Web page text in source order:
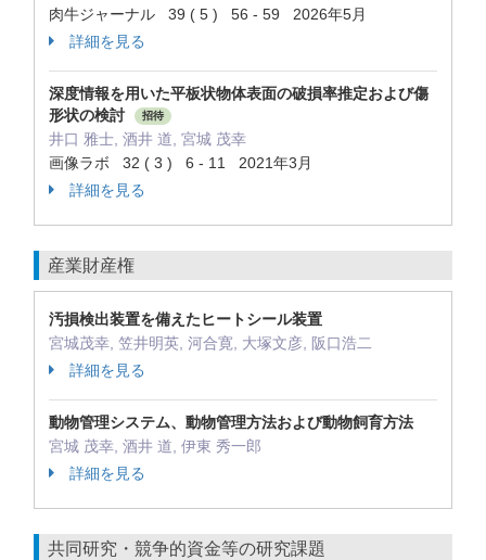
肉牛ジャーナル 39 ( 5 ) 56 - 59 2026年5月
詳細を見る
深度情報を用いた平板状物体表面の破損率推定および傷
形状の検討
招待
井口 雅士, 酒井 道, 宮城 茂幸
画像ラボ 32 ( 3 ) 6 - 11 2021年3月
詳細を見る
産業財産権
汚損検出装置を備えたヒートシール装置
宮城茂幸, 笠井明英, 河合寛, 大塚文彦, 阪口浩二
詳細を見る
動物管理システム、動物管理方法および動物飼育方法
宮城 茂幸, 酒井 道, 伊東 秀一郎
詳細を見る
共同研究・競争的資金等の研究課題